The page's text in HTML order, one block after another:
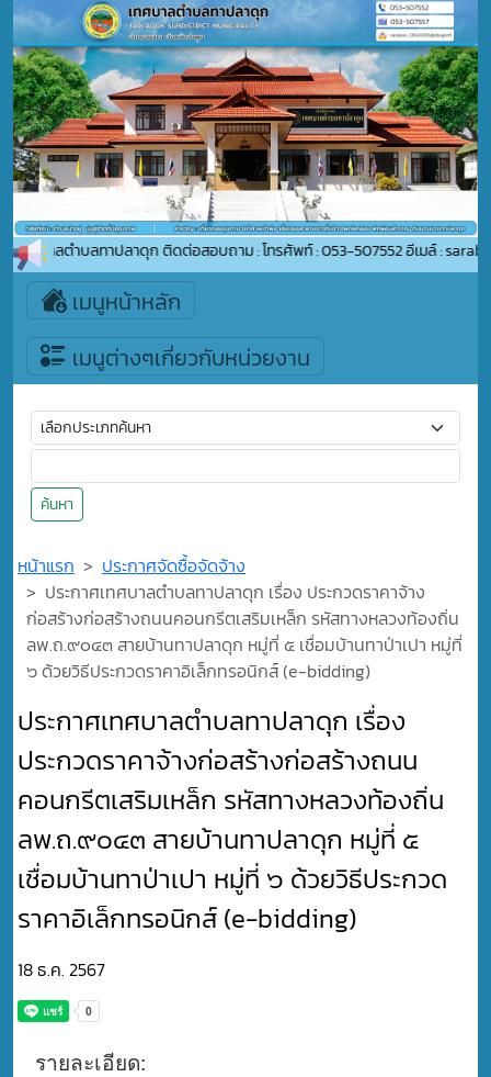
ศบาลตำบลทาปลาดุก ติดต่อสอบถาม : โทรศัพท์ : 053-507552 อีเมล์ :
เมนูหน้าหลัก
เมนูต่างๆเกี่ยวกับหน่วยงาน
ค้นหา
หน้าแรก
ประกาศจัดซื้อจัดจ้าง
ประกาศเทศบาลตำบลทาปลาดุก เรื่อง ประกวดราคาจ้าง
ก่อสร้างก่อสร้างถนนคอนกรีตเสริมเหล็ก รหัสทางหลวงท้องถิ่น
ลพ.ถ.๙๐๔๓ สายบ้านทาปลาดุก หมู่ที่ ๕ เชื่อมบ้านทาป่าเปา หมู่ที่
๖ ด้วยวิธีประกวดราคาอิเล็กทรอนิกส์ (e-bidding)
ประกาศเทศบาลตำบลทาปลาดุก เรื่อง
ประกวดราคาจ้างก่อสร้างก่อสร้างถนน
คอนกรีตเสริมเหล็ก รหัสทางหลวงท้องถิ่น
ลพ.ถ.๙๐๔๓ สายบ้านทาปลาดุก หมู่ที่ ๕
เชื่อมบ้านทาป่าเปา หมู่ที่ ๖ ด้วยวิธีประกวด
ราคาอิเล็กทรอนิกส์ (e-bidding)
18 ธ.ค. 2567
รายละเอียด: